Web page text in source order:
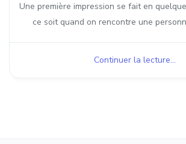
Une première impression se fait en
ce soit quand on rencontre une
Continuer la lecture...